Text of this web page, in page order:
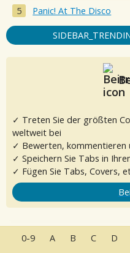
Panic! At The Disco
✓ Treten Sie der größten
weltweit bei
✓ Bewerten, kommentieren
✓ Speichern Sie Tabs in
✓ Fügen Sie Tabs, Covers,
0-9 A B C D